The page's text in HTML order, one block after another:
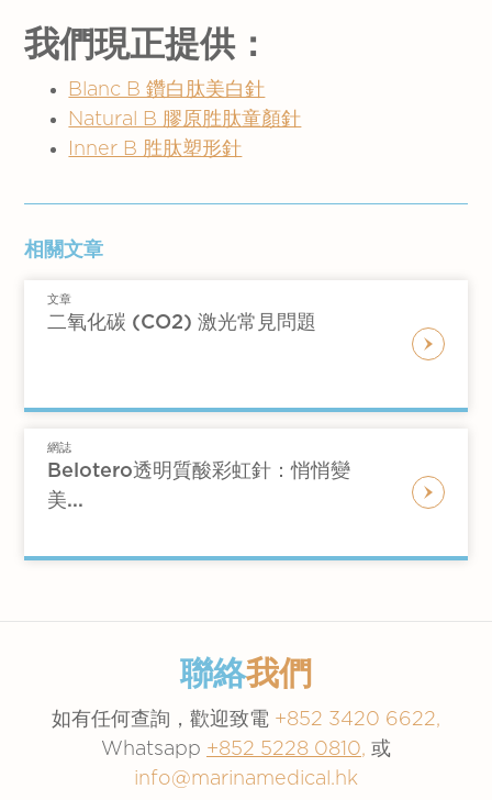
我們現正提供：
Blanc B 鑽白肽美白針
Natural B 膠原胜肽童顏針
Inner B 胜肽塑形針
相關文章
文章
二氧化碳 (CO2) 激光常見問題
網誌
Belotero透明質酸彩虹針：悄悄變
美...
聯絡我們
如有任何查詢，歡迎致電 +852 3420 6622,
Whatsapp +852 5228 0810, 或
info@marinamedical.hk